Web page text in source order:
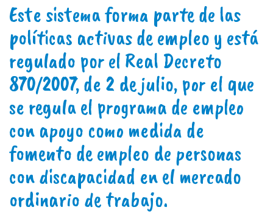
Este sistema forma parte de las
políticas activas de empleo y está
regulado por el Real Decreto
870/2007, de 2 de julio, por el que
se regula el programa de empleo
con apoyo como medida de
fomento de empleo de personas
con discapacidad en el mercado
ordinario de trabajo.